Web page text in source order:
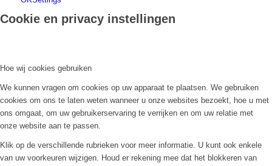
Cookie en privacy instellingen
Hoe wij cookies gebruiken
We kunnen vragen om cookies op uw apparaat te plaatsen. We gebruiken
cookies om ons te laten weten wanneer u onze websites bezoekt, hoe u met
ons omgaat, om uw gebruikerservaring te verrijken en om uw relatie met
onze website aan te passen.
Klik op de verschillende rubrieken voor meer informatie. U kunt ook enkele
van uw voorkeuren wijzigen. Houd er rekening mee dat het blokkeren van